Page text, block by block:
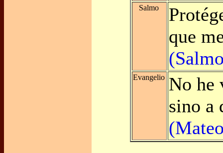
Salmo
que
Evangelio No he
sino a